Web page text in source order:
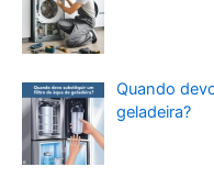
Quando
geladeira?